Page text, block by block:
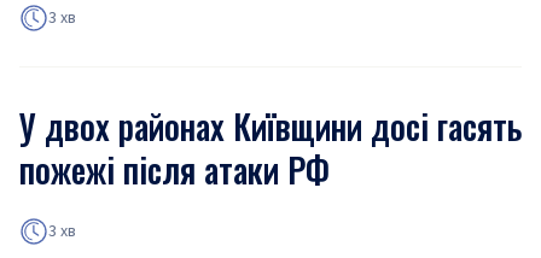
3 хв
У двох районах Київщини досі гасять
пожежі після атаки РФ
3 хв